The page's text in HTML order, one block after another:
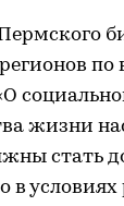
по
жизни
стать
в